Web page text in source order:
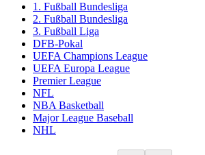
1. Fußball Bundesliga
2. Fußball Bundesliga
3. Fußball Liga
DFB-Pokal
UEFA Champions League
UEFA Europa League
Premier League
NFL
NBA Basketball
Major League Baseball
NHL